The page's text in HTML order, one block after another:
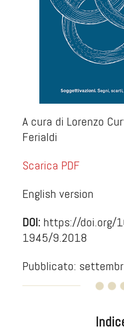
A cura di Lorenzo
Ferialdi
Scarica PDF
English version
DOI: https://doi.org/
1945/9.2018
Pubblicato: